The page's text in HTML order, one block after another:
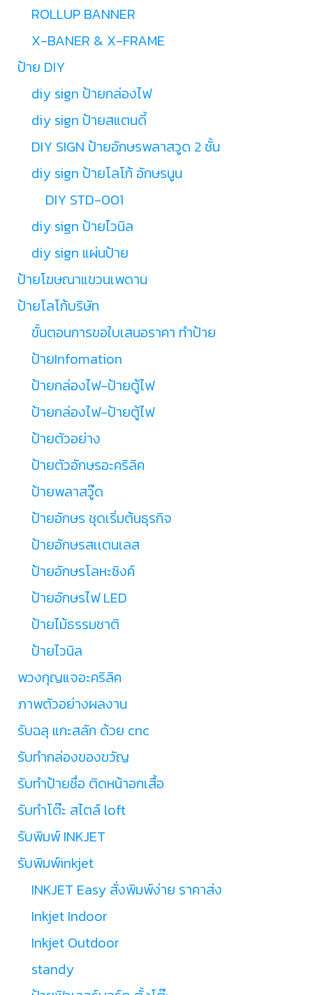
ROLLUP BANNER
X-BANER & X-FRAME
ป้าย DIY
diy sign ป้ายกล่องไฟ
diy sign ป้ายสแตนดี้
DIY SIGN ป้ายอักษรพลาสวูด 2 ชั้น
diy sign ป้ายโลโก้ อักษรนูน
DIY STD-001
diy sign ป้ายไวนิล
diy sign แผ่นป้าย
ป้ายโฆษณาแขวนเพดาน
ป้ายโลโก้บริษัท
ขั้นตอนการขอใบเสนอราคา ทำป้าย
ป้ายInfomation
ป้ายกล่องไฟ-ป้ายตู้ไฟ
ป้ายกล่องไฟ-ป้ายตู้ไฟ
ป้ายตัวอย่าง
ป้ายตัวอักษรอะคริลิค
ป้ายพลาสวู๊ด
ป้ายอักษร ชุดเริ่มต้นธุรกิจ
ป้ายอักษรสเเตนเลส
ป้ายอักษรโลหะซิงค์
ป้ายอักษรไฟ LED
ป้ายไม้ธรรมชาติ
ป้ายไวนิล
พวงกุญแจอะคริลิค
ภาพตัวอย่างผลงาน
รับฉลุ แกะสลัก ด้วย cnc
รับทำกล่องของขวัญ
รับทำป้ายชื่อ ติดหน้าอกเสื้อ
รับทำโต๊ะ สไตล์ loft
รับพิมพ์ INKJET
รับพิมพ์inkjet
INKJET Easy สั่งพิมพ์ง่าย ราคาส่ง
Inkjet Indoor
Inkjet Outdoor
standy